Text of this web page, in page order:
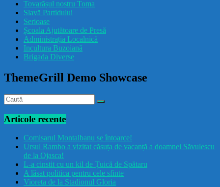
drăcușorulbuzoian
Tovarășul nostru Toma
Slavă Partidului
Serioase
Școala Ajutătoare de Presă
Administrația Localnică
Incultura Buzoiană
Brigada Diverse
ThemeGrill Demo Showcase
Articole recente
Comisarul Montalbanu se întoarce!
Ursul Rambo a vizitat căsuța de vacanță a doamnei Săvulescu
de la Ojasca!
L-a cinstit cu un kil de Țuică de Spătaru
A lăsat politica pentru cele sfinte
Vioreta de la Stadionul Gloria